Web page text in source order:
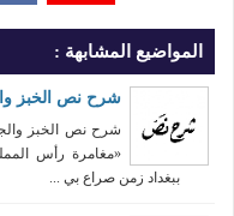
المواضيع المشابهة :
شرح نص الخبز
شرح نص الخبز
«مغامرة رأس
ببغداد زمن صراع بي ...